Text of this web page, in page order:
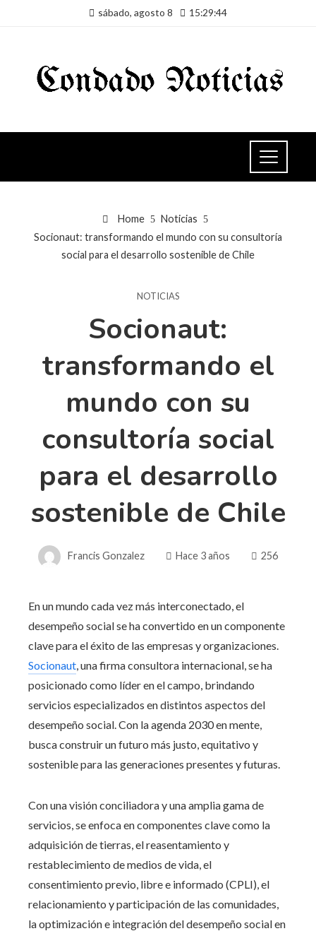
sábado, agosto 8 15:29:44
Home
Noticias
Socionaut: transformando el mundo con su consultoría
social para el desarrollo sostenible de Chile
NOTICIAS
Socionaut:
transformando el
mundo con su
consultoría social
para el desarrollo
sostenible de Chile
Francis Gonzalez Hace 3 años 256
En un mundo cada vez más interconectado, el
desempeño social se ha convertido en un componente
clave para el éxito de las empresas y organizaciones.
Socionaut, una firma consultora internacional, se ha
posicionado como líder en el campo, brindando
servicios especializados en distintos aspectos del
desempeño social. Con la agenda 2030 en mente,
busca construir un futuro más justo, equitativo y
sostenible para las generaciones presentes y futuras.
Con una visión conciliadora y una amplia gama de
servicios, se enfoca en componentes clave como la
adquisición de tierras, el reasentamiento y
restablecimiento de medios de vida, el
consentimiento previo, libre e informado (CPLI), el
relacionamiento y participación de las comunidades,
la optimización e integración del desempeño social en